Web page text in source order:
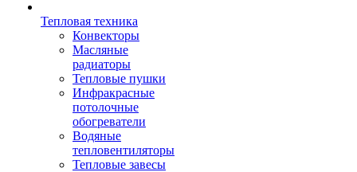
Тепловая техника
Конвекторы
Масляные
радиаторы
Тепловые пушки
Инфракрасные
потолочные
обогреватели
Водяные
тепловентиляторы
Тепловые завесы